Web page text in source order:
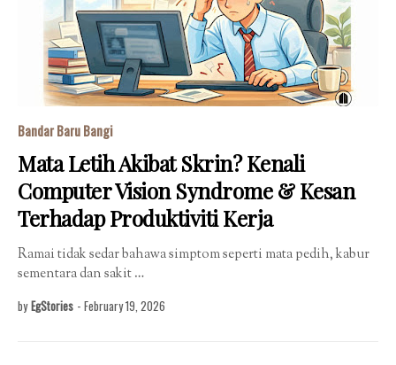
Bandar Baru Bangi
Mata Letih Akibat Skrin? Kenali
Computer Vision Syndrome & Kesan
Terhadap Produktiviti Kerja
Ramai tidak sedar bahawa simptom seperti mata pedih, kabur
sementara dan sakit …
by EgStories - February 19, 2026